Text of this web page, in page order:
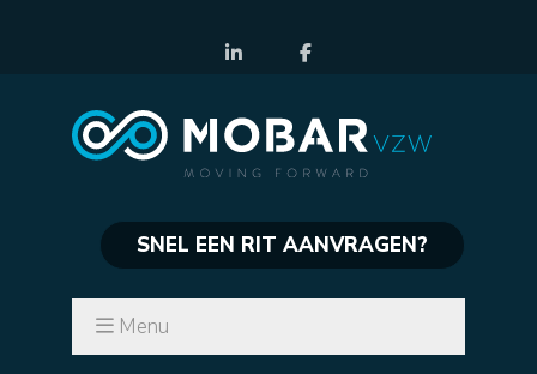
SNEL EEN RIT AANVRAGEN?
Menu